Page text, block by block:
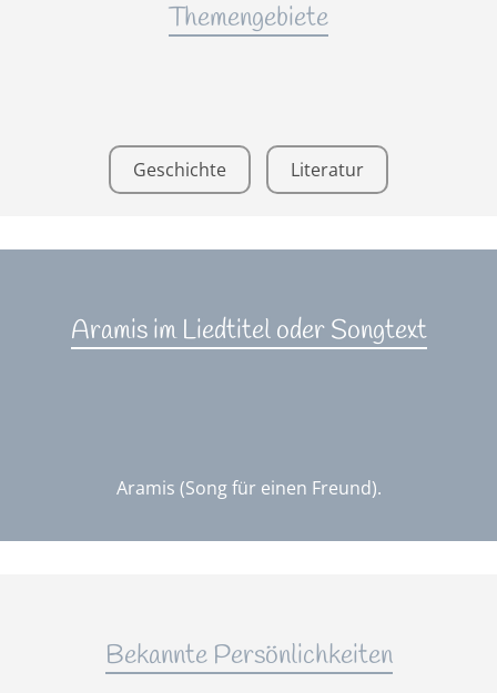
Themengebiete
Geschichte Literatur
Aramis im Liedtitel oder Songtext
Aramis (Song für einen Freund).
Bekannte Persönlichkeiten